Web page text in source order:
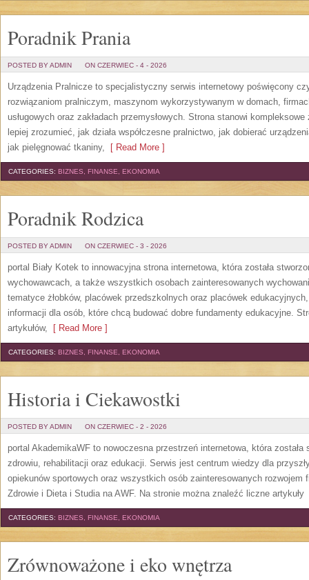
Poradnik Prania
POSTED BY ADMIN ON CZERWIEC - 4 - 2026
Urządzenia Pralnicze to specjalistyczny serwis internetowy poświęcony
rozwiązaniom pralniczym, maszynom wykorzystywanym w domach,
usługowych oraz zakładach przemysłowych. Strona stanowi
lepiej zrozumieć, jak działa współczesne pralnictwo, jak dobierać
jak pielęgnować tkaniny, [ Read More ]
CATEGORIES: BIZNES, FINANSE, EKONOMIA
Poradnik Rodzica
POSTED BY ADMIN ON CZERWIEC - 3 - 2026
portal Biały Kotek to innowacyjna strona internetowa, która została
wychowawcach, a także wszystkich osobach zainteresowanych
tematyce żłobków, placówek przedszkolnych oraz placówek
informacji dla osób, które chcą budować dobre fundamenty edukacyjne.
artykułów, [ Read More ]
CATEGORIES: BIZNES, FINANSE, EKONOMIA
Historia i Ciekawostki
POSTED BY ADMIN ON CZERWIEC - 2 - 2026
portal AkademikaWF to nowoczesna przestrzeń internetowa, która
zdrowiu, rehabilitacji oraz edukacji. Serwis jest centrum wiedzy dla
opiekunów sportowych oraz wszystkich osób zainteresowanych rozwojem
Zdrowie i Dieta i Studia na AWF. Na stronie można znaleźć liczne artykuły
CATEGORIES: BIZNES, FINANSE, EKONOMIA
Zrównoważone i eko wnętrza